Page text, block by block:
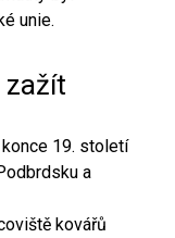
unie.
zažít
19. století
a
kovářů